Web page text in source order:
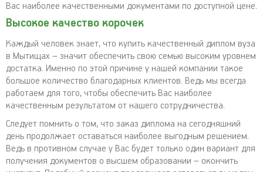
Вас наиболее качественными документами по доступной цене.
Высокое качество корочек
Каждый человек знает, что купить качественный диплом вуза
в Мытищах – значит обеспечить свою семью высоким уровнем
достатка. Именно по этой причине у нашей компании такое
большое количество благодарных клиентов. Ведь мы всегда
работаем для того, чтобы обеспечить Вас наиболее
качественным результатом от нашего сотрудничества.
Следует помнить о том, что заказ диплома на сегодняшний
день продолжает оставаться наиболее выгодным решением.
Ведь в противном случае у Вас будет только один вариант для
получения документов о высшем образовании – окончить